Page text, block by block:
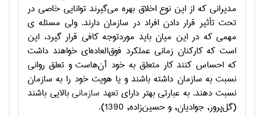
مدیرانی که از این نوع اخلاق بهره می‌گیرند توانایی خاصی در
تحت تأثیر قرار دادن افراد در سازمان دارند. ولی مسئله ی
مهمی که در این میان باید موردتوجه کافی قرار گیرد، این
است که کارکنان زمانی عملکرد فوق‌العاده‌ای خواهند داشت
که احساس کنند کار متعلق به خود آن‌هاست و تعلق روانی
نسبت به سازمان داشته باشند و یا هویت خود را به سازمان
نسبت دهند. به عبارتی بهتر دارایتعهد سازمانیبالایی باشند
(گل‌پرور, جوادیان, و حسین‌زاده, 1390).